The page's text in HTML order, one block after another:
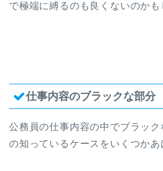
で極端に縛るのも良くないのかも
仕事内容のブラックな部分
公務員の仕事内容の中でブラッ
の知っているケースをいくつかあ